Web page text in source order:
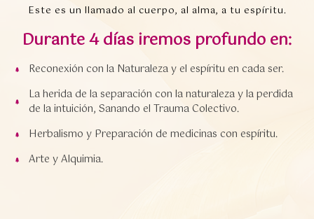
Este es un llamado al cuerpo, al alma, a tu espíritu.
Durante 4 días iremos profundo en:
Reconexión con la Naturaleza y el espíritu en cada ser.
La herida de la separación con la naturaleza y la perdida
de la intuición, Sanando el Trauma Colectivo.
Herbalismo y Preparación de medicinas con espíritu.
Arte y Alquimia.